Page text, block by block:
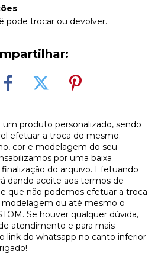
pode trocar ou devolver.
produto personalizado, sendo
efetuar a troca do mesmo.
cor e modelagem do seu
por uma baixa
do arquivo. Efetuando
dando aceite aos termos de
que não podemos efetuar a troca
ou até mesmo o
Se houver qualquer dúvida,
atendimento e para mais
link do whatsapp no canto inferior